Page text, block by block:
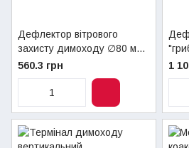
Дефлектор вітрового
захисту димоходу ∅80 мм
нержавіючий
560.3 грн 1